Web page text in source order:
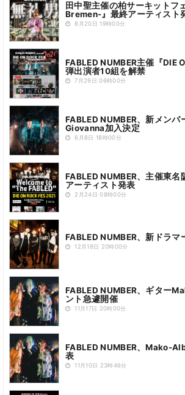
田中聖主催の柏サーキットフ
Bremen-』最終アーティスト
8月20日 19時00分
FABLED NUMBER主催『DIE
弾出演者10組を解禁
7月29日 06時00分
FABLED NUMBER、新メンバ
Giovanna加入決定
6月8日 18時00分
FABLED NUMBER、主催東名
アーティスト発表
2月24日 08時00分
FABLED NUMBER、新ドラマ
12月18日 20時00分
FABLED NUMBER、ギター
ント急遽開催
11月17日 20時00分
FABLED NUMBER、Mako-
表
11月10日 23時46分